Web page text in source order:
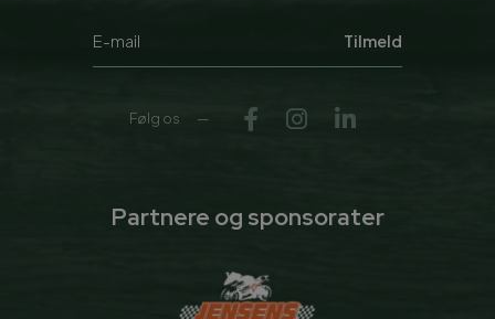
Tilmeld
Følg os
Partnere og sponsorater